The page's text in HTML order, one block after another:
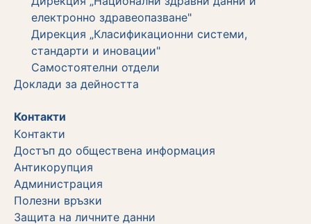
електронно здравеопазване"
Дирекция „Класификационни системи,
стандарти и иновации"
Самостоятелни отдели
Дoклади за дейността
Контакти
Kонтакти
Достъп до обществена информация
Aнтикорупция
Администрация
Полезни връзки
Защита на личните данни